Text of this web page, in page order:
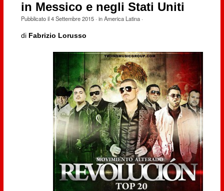
in Messico e negli Stati Uniti
Pubblicato il4 Settembre 2015· inAmerica Latina·
di Fabrizio Lorusso